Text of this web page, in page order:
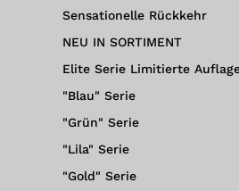
Sensationelle Rückkehr
NEU IN SORTIMENT
Elite Serie Limitierte
"Blau" Serie
"Grün" Serie
"Lila" Serie
"Gold" Serie